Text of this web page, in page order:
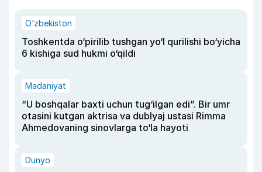
O‘zbekiston
Toshkentda o‘pirilib tushgan yo‘l qurilishi bo‘yicha
6 kishiga sud hukmi o‘qildi
Madaniyat
“U boshqalar baxti uchun tug‘ilgan edi”. Bir umr
otasini kutgan aktrisa va dublyaj ustasi Rimma
Ahmedovaning sinovlarga to‘la hayoti
Dunyo